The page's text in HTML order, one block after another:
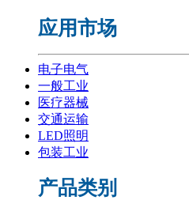
应用市场
电子电气
一般工业
医疗器械
交通运输
LED照明
包装工业
产品类别